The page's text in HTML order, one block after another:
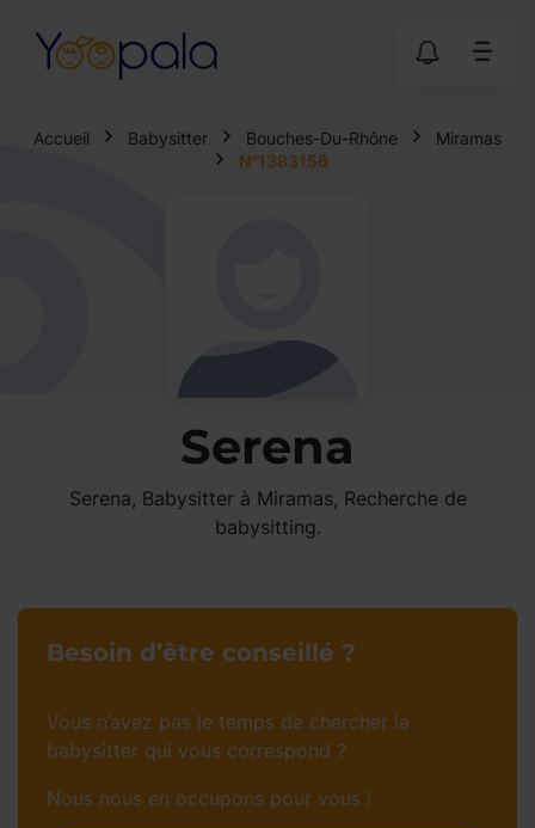
Accueil Babysitter Bouches-Du-Rhône
Miramas
N°1383156
Serena
Serena, Babysitter à Miramas, Recherche de
babysitting.
Besoin d’être conseillé ?
Vous n’avez pas le temps de chercher la
babysitter qui vous correspond ?
Nous nous en occupons pour vous !